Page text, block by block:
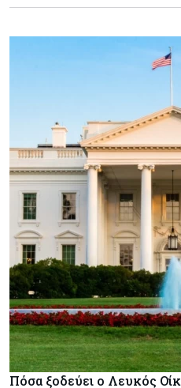
Πόσα ξοδεύει ο Λευκός